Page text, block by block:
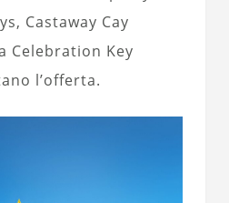
Castaway Cay
Celebration Key
l’offerta.